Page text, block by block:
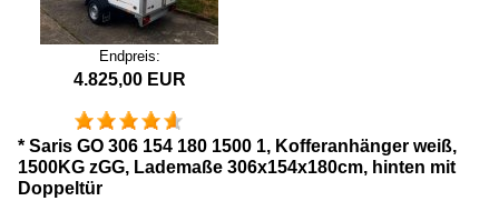
Endpreis:
4.825,00 EUR
* Saris GO 306 154 180 1500 1, Kofferanhänger weiß,
1500KG zGG, Lademaße 306x154x180cm, hinten mit
Doppeltür